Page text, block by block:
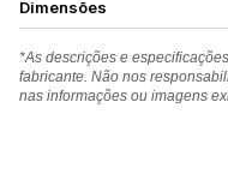
Dimensões
*As descrições e
fabricante. Não nos
nas informações ou imagens